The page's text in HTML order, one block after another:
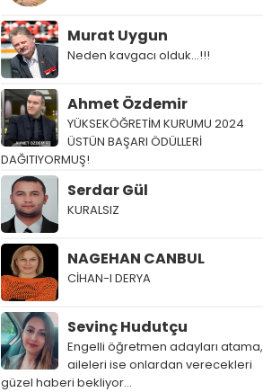
Murat Uygun
Neden kavgacı olduk…!!!
Ahmet Özdemir
YÜKSEKÖĞRETİM KURUMU 2024
ÜSTÜN BAŞARI ÖDÜLLERİ
DAĞITIYORMUŞ!
Serdar Gül
KURALSIZ
NAGEHAN CANBUL
CİHAN-I DERYA
Sevinç Hudutçu
Engelli öğretmen adayları atama,
aileleri ise onlardan verecekleri
güzel haberi bekliyor...